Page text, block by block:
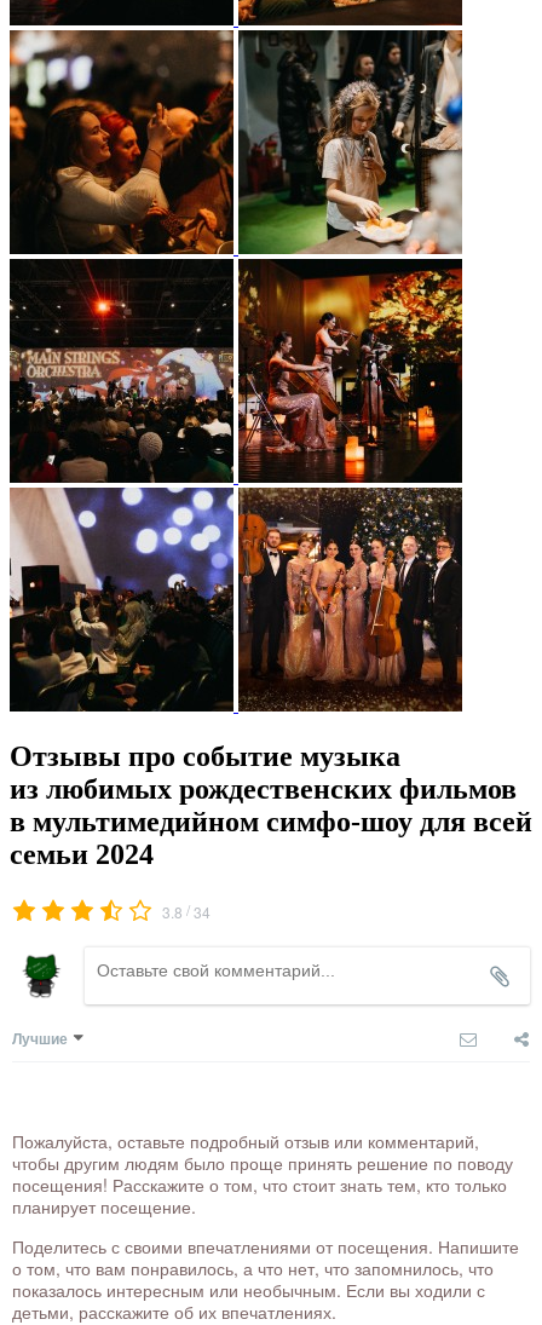
Отзывы про событие музыка
из любимых рождественских фильмов
в мультимедийном симфо-шоу для всей
семьи 2024
3.8 /34
Лучшие
Пожалуйста, оставьте подробный отзыв или комментарий,
чтобы другим людям было проще принять решение по поводу
посещения! Расскажите о том, что стоит знать тем, кто только
планирует посещение.
Поделитесь с своими впечатлениями от посещения. Напишите
о том, что вам понравилось, а что нет, что запомнилось, что
показалось интересным или необычным. Если вы ходили с
детьми, расскажите об их впечатлениях.